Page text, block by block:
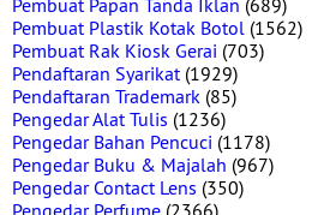
Pembuat Papan Tanda Iklan (689)
Pembuat Plastik Kotak Botol (1562)
Pembuat Rak Kiosk Gerai (703)
Pendaftaran Syarikat(1929)
Pendaftaran Trademark (85)
Pengedar Alat Tulis (1236)
Pengedar Bahan Pencuci (1178)
Pengedar Buku & Majalah (967)
Pengedar Contact Lens (350)
Pengedar Perfume (2366)